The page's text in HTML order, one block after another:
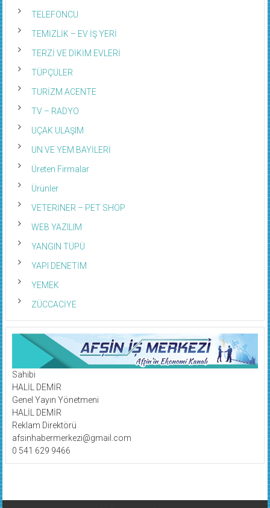
TELEFONCU
TEMİZLİK – EV İŞ YERİ
TERZİ VE DİKİM EVLERİ
TÜPÇÜLER
TURİZM ACENTE
TV – RADYO
UÇAK ULAŞIM
UN VE YEM BAYİLERİ
Üreten Firmalar
Ürünler
VETERİNER – PET SHOP
WEB YAZILIM
YANGIN TÜPÜ
YAPI DENETİM
YEMEK
ZÜCCACİYE
Sahibi
HALİL DEMİR
Genel Yayın Yönetmeni
HALİL DEMİR
Reklam Direktörü
afsinhabermerkezi@gmail.com
0 541 629 9466